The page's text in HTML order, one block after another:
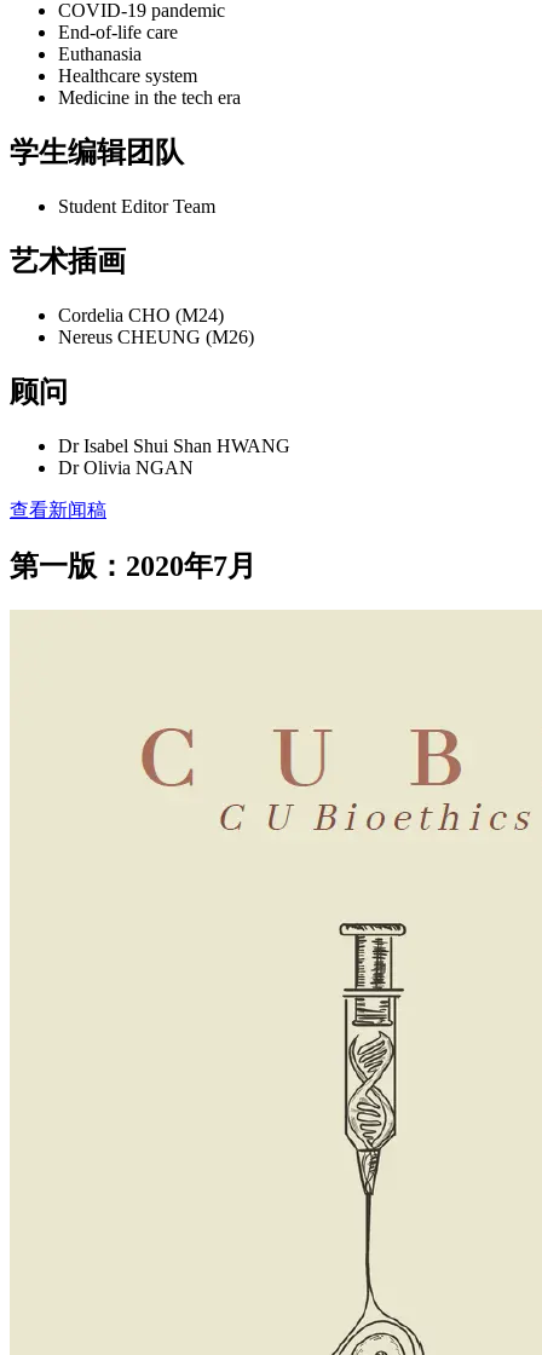
COVID-19 pandemic
End-of-life care
Euthanasia
Healthcare system
Medicine in the tech era
学生编辑团队
Student Editor Team
艺术插画
Cordelia CHO (M24)
Nereus CHEUNG (M26)
顾问
Dr Isabel Shui Shan HWANG
Dr Olivia NGAN
查看新闻稿
第一版：2020年7月